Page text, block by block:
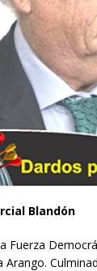
Blandón
Fuerza
Arango.